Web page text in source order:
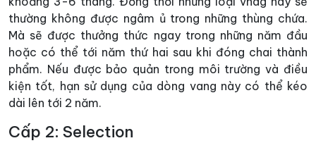
thường không được ngâm ủ trong những thùng chứa.
Mà sẽ được thưởng thức ngay trong những năm đầu
hoặc có thể tới năm thứ hai sau khi đóng chai thành
phẩm. Nếu được bảo quản trong môi trường và điều
kiện tốt, hạn sử dụng của dòng vang này có thể kéo
dài lên tới 2 năm.
Cấp 2: Selection